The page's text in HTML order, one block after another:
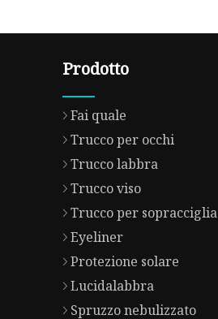
Prodotto
Fai quale
Trucco per occhi
Trucco labbra
Trucco viso
Trucco per sopracciglia
Eyeliner
Protezione solare
Lucidalabbra
Spruzzo nebulizzato